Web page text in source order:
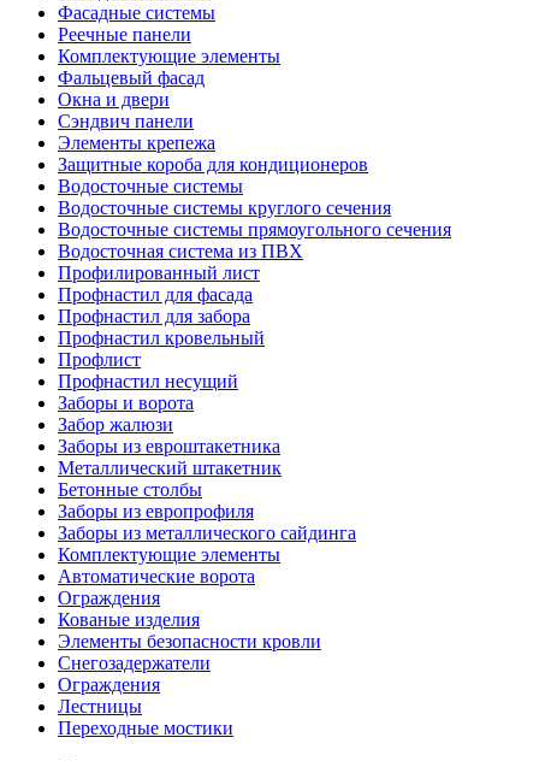
Фасадные системы
Реечные панели
Комплектующие элементы
Фальцевый фасад
Окна и двери
Сэндвич панели
Элементы крепежа
Защитные короба для кондиционеров
Водосточные системы
Водосточные системы круглого сечения
Водосточные системы прямоугольного сечения
Водосточная система из ПВХ
Профилированный лист
Профнастил для фасада
Профнастил для забора
Профнастил кровельный
Профлист
Профнастил несущий
Заборы и ворота
Забор жалюзи
Заборы из евроштакетника
Металлический штакетник
Бетонные столбы
Заборы из европрофиля
Заборы из металлического сайдинга
Комплектующие элементы
Автоматические ворота
Ограждения
Кованые изделия
Элементы безопасности кровли
Снегозадержатели
Ограждения
Лестницы
Переходные мостики